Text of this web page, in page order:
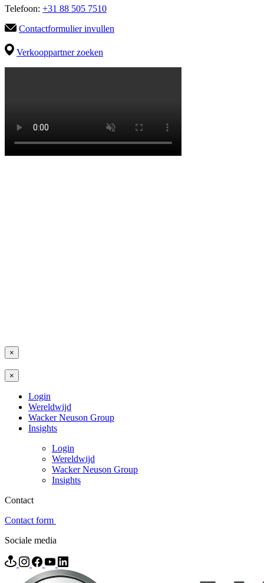
Telefoon: +31 88 505 7510
Contactformulier invullen
Verkooppartner zoeken
×
×
Login
Wereldwijd
Wacker Neuson Group
Insights
Login
Wereldwijd
Wacker Neuson Group
Insights
Contact
Contact form
Sociale media